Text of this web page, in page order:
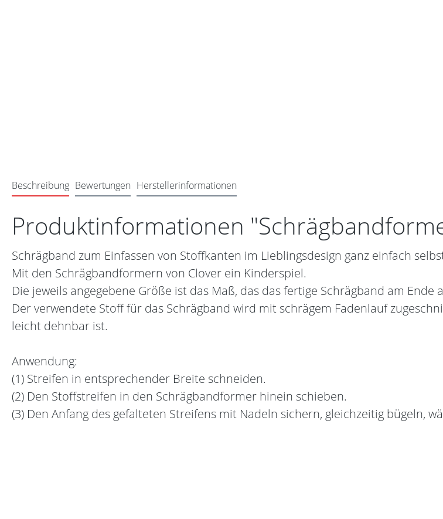
Beschreibung Bewertungen Herstellerinformationen
Produktinformationen
Schrägband zum Einfassen von Stoffkanten im Lieblingsdesign ganz einfach
Mit den Schrägbandformern von Clover ein Kinderspiel.
Die jeweils angegebene Größe ist das Maß, das das fertige Schrägband am Ende
Der verwendete Stoff für das Schrägband wird mit schrägem Fadenlauf
leicht dehnbar ist.
Anwendung:
(1) Streifen in entsprechender Breite schneiden.
(2) Den Stoffstreifen in den Schrägbandformer hinein schieben.
(3) Den Anfang des gefalteten Streifens mit Nadeln sichern, gleichzeitig bügeln,